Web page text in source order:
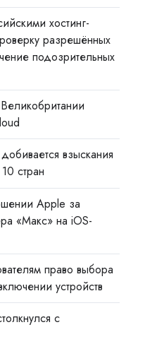
хостинг-
разрешённых
подозрительных
взыскания
стран
Apple за
«Макс» на iOS-
право выбора
устройств
с